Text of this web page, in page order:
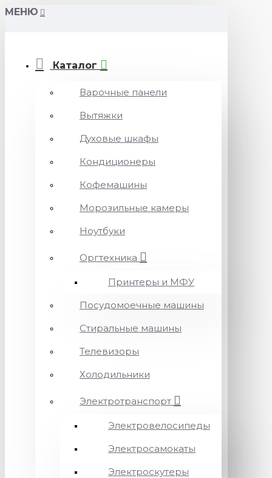
МЕНЮ
Каталог
Варочные панели
Вытяжки
Духовые шкафы
Кондиционеры
Кофемашины
Морозильные камеры
Ноутбуки
Оргтехника
Принтеры и МФУ
Посудомоечные машины
Стиральные машины
Телевизоры
Холодильники
Электротранспорт
Электровелосипеды
Электросамокаты
Электроскутеры